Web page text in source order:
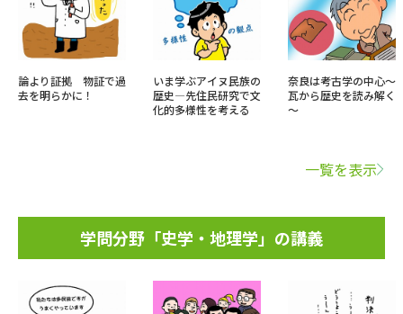
論より証拠 物証で過
去を明らかに！
いま学ぶアイヌ民族の
歴史―先住民研究で文
化的多様性を考える
奈良は考古学の中心～
瓦から歴史を読み解く
～
一覧を表示
学問分野「史学・地理学」の講義